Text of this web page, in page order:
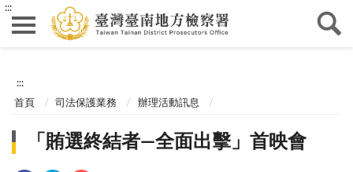
:::
:::
首頁 司法保護業務 辦理活動訊息
「賄選終結者—全面出擊」首映會